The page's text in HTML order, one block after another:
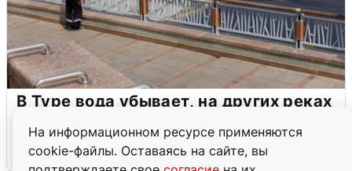
На информационном ресурсе применяются
cookie-файлы. Оставаясь на сайте, вы
В Туре вода убывает, на других реках
4 августа 0